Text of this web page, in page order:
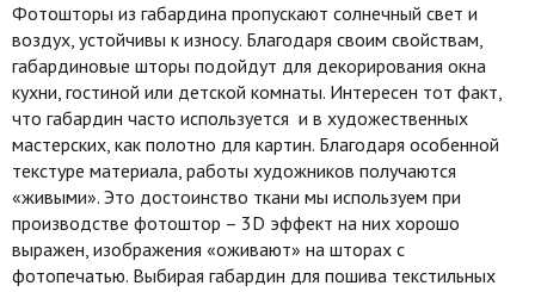
Фотошторы из габардина пропускают солнечный свет и
воздух, устойчивы к износу. Благодаря своим свойствам,
габардиновые шторы подойдут для декорирования окна
кухни, гостиной или детской комнаты. Интересен тот факт,
что габардин часто используется и в художественных
мастерских, как полотно для картин. Благодаря особенной
текстуре материала, работы художников получаются
«живыми». Это достоинство ткани мы используем при
производстве фотоштор – 3D эффект на них хорошо
выражен, изображения «оживают» на шторах с
фотопечатью. Выбирая габардин для пошива текстильных